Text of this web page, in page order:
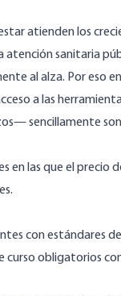
atienden los
sanitaria
al alza. Por eso
a las
sencillamente
en las que el precio
con estándares
curso obligatorios